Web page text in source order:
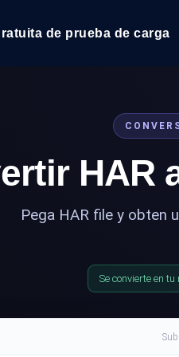
de prueba de carga
HAR
Pega HAR file y obten
Se convierte en